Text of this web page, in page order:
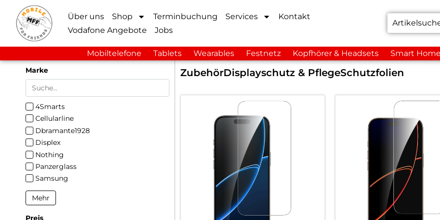
Über uns Shop Terminbuchung Services
Kontakt
Vodafone Angebote
Jobs
Mobiltelefone Tablets Wearables Festnetz Kopfhörer & Headsets Smart Home
Marke
4Smarts
Cellularline
Dbramante1928
Displex
Nothing
Panzerglass
Samsung
Mehr
Preis
ZubehörDisplayschutz & PflegeSchutzfolien